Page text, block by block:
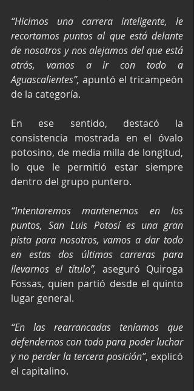
“Hicimos una carrera inteligente, le
recortamos puntos al que está delante
de nosotros y nos alejamos del que está
atrás, vamos a ir con todo a
Aguascalientes”, apuntó el tricampeón
de la categoría.
En ese sentido, destacó la
consistencia mostrada en el óvalo
potosino, de media milla de longitud,
lo que le permitió estar siempre
dentro del grupo puntero.
“Intentaremos mantenernos en los
puntos, San Luis Potosí es una gran
pista para nosotros, vamos a dar todo
en estas dos últimas carreras para
llevarnos el título”, aseguró Quiroga
Fossas, quien partió desde el quinto
lugar general.
“En las rearrancadas teníamos que
defendernos con todo para poder luchar
y no perder la tercera posición”, explicó
el capitalino.